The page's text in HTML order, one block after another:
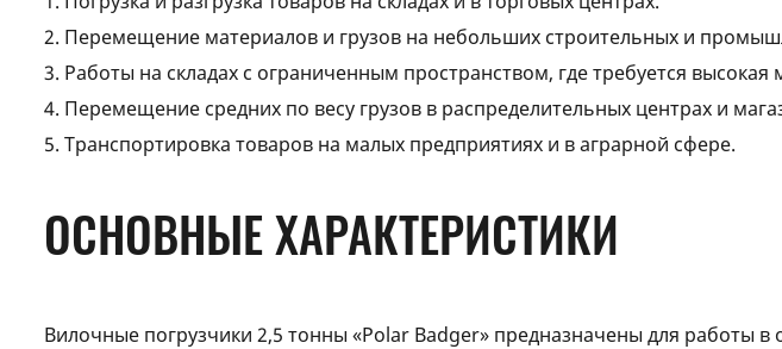
2. Перемещение материалов и грузов на небольших строительных и
3. Работы на складах с ограниченным пространством, где требуется высокая
4. Перемещение средних по весу грузов в распределительных центрах и
5. Транспортировка товаров на малых предприятиях и в аграрной сфере.
ОСНОВНЫЕ ХАРАКТЕРИСТИКИ
Вилочные погрузчики 2,5 тонны «Polar Badger» предназначены для работы